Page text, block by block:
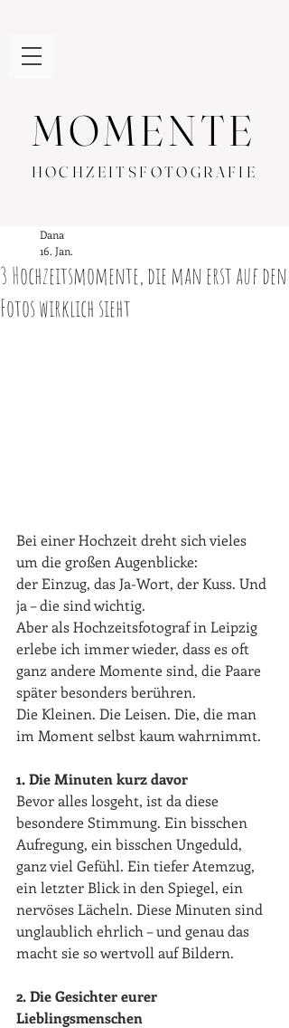
MOMENTE
HOCHZEITSFOTOGRAFIE
3 Hochzeitsmomente, die man erst auf den
Fotos wirklich sieht
Dana
16. Jan.
Bei einer Hochzeit dreht sich vieles
um die großen Augenblicke:
der Einzug, das Ja-Wort, der Kuss. Und
ja – die sind wichtig.
Aber als Hochzeitsfotograf in Leipzig
erlebe ich immer wieder, dass es oft
ganz andere Momente sind, die Paare
später besonders berühren.
Die Kleinen. Die Leisen. Die, die man
im Moment selbst kaum wahrnimmt.
1. Die Minuten kurz davor
Bevor alles losgeht, ist da diese
besondere Stimmung. Ein bisschen
Aufregung, ein bisschen Ungeduld,
ganz viel Gefühl. Ein tiefer Atemzug,
ein letzter Blick in den Spiegel, ein
nervöses Lächeln. Diese Minuten sind
unglaublich ehrlich – und genau das
macht sie so wertvoll auf Bildern.
2. Die Gesichter eurer
Lieblingsmenschen